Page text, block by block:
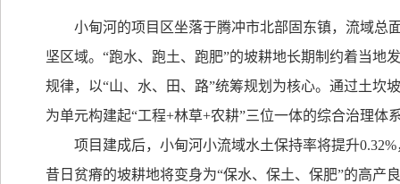
小甸河的项目区坐落于腾冲市北部固东镇，流域总
坚区域。“跑水、跑土、跑肥”的坡耕地长期制约着当
规律，以“山、水、田、路”统筹规划为核心。通过土坎
为单元构建起“工程+林草+农耕”三位一体的综合治理体
项目建成后，小甸河小流域水土保持率将提升0.32%
昔日贫瘠的坡耕地将变身为“保水、保土、保肥”的高产